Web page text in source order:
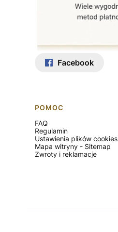
Facebook
Linki w stopce
POMOC
FAQ
Regulamin
Ustawienia plików cookies
Mapa witryny - Sitemap
Zwroty i reklamacje